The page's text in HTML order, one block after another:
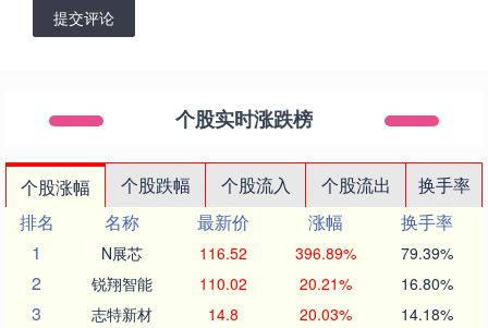
提交评论
个股实时涨跌榜
个股涨幅 个股跌幅 个股流入 个股流出
换手率
排名
名称 最新价 涨幅
换手率
1
N展芯 116.52 396.89% 79.39%
2 锐翔智能 110.02 20.21% 16.80%
3 志特新材 14.8 20.03% 14.18%